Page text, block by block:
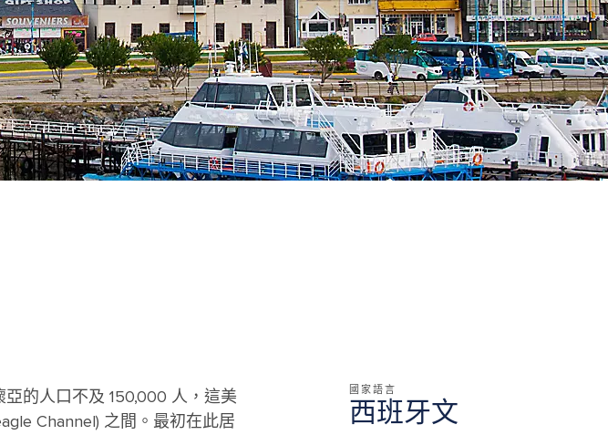
的人口不及 150,000 人，這美
Channel) 之間。最初在此居
國家語言
西班牙文